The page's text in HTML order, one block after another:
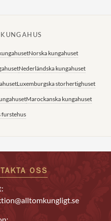
Norska kungahuset
Nederländska kungahuset
Luxemburgska storhertighuset
Marockanska kungahuset
furstehus
OSS